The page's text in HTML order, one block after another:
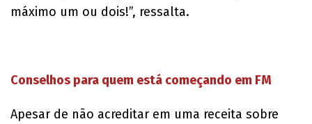
máximo um ou dois!”, ressalta.
Conselhos para quem está começando em FM
Apesar de não acreditar em uma receita sobre